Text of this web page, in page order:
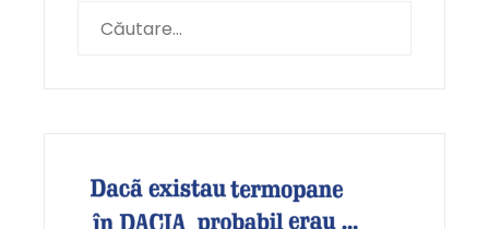
după: